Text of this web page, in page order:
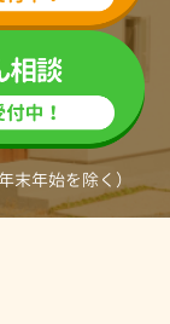
末年始を除く）